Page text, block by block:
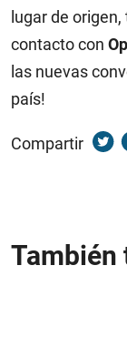
lugar de
contacto con
las nuevas
país!
Compartir
También